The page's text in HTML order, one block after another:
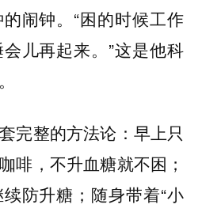
闹钟。“困的时候工作
儿再起来。”这是他科
完整的方法论：早上只
啡，不升血糖就不困；
防升糖；随身带着“小